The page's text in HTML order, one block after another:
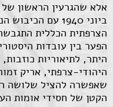
אלא שהגרעין הראשון
ביוני 1940 עם
הצרפתית הכללית
הפער בין עובדות
היתר, לתיאוריות
היהודי-צרפתי, אריק
שאפשרה להציל שלושה
הקטן של חסידי אומות